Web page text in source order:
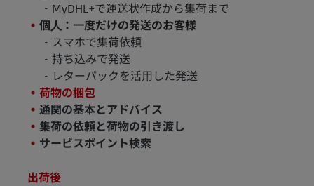
MyDHL+で運送状作成から集荷まで
個⼈：⼀度だけの発送のお客様
スマホで集荷依頼
持ち込みで発送
レターパックを活⽤した発送
荷物の梱包
通関の基本とアドバイス
集荷の依頼と荷物の引き渡し
サービスポイント検索
出荷後